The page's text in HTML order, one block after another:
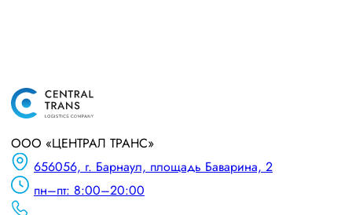
ООО «ЦЕНТРАЛ ТРАНС»
656056, г. Барнаул, площадь Баварина, 2
пн–пт: 8:00–20:00